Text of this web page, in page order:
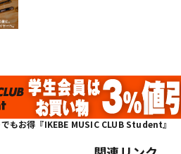
もお得『IKEBE MUSIC CLUB Student』